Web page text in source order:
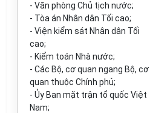
- Văn phòng Chủ tịch nước;
- Tòa án Nhân dân Tối cao;
- Viện kiểm sát Nhân dân Tối
cao;
- Kiểm toán Nhà nước;
- Các Bộ, cơ quan ngang Bộ, cơ
quan thuộc Chính phủ;
- Ủy Ban mặt trận tổ quốc Việt
Nam;